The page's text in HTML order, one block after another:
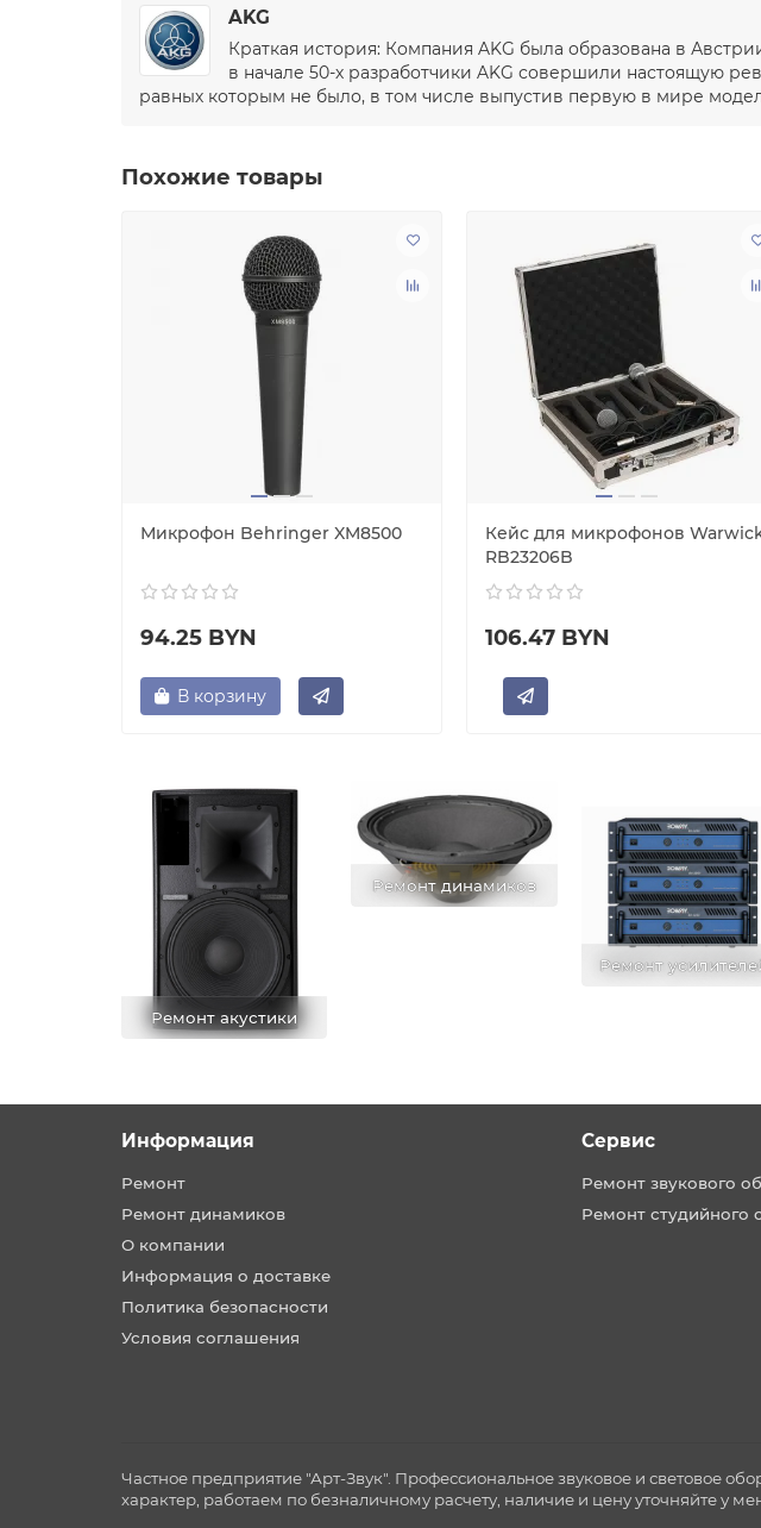
AKG
Краткая история: Компания AKG была образована в
в начале 50-х разработчики AKG совершили настоящую
равных которым не было, в том числе выпустив первую в мире
Похожие товары
Микрофон Behringer XM8500
94.25 BYN
В корзину
Кейс для микрофонов
RB23206B
106.47 BYN
Ремонт акустики
Ремонт динамиков
Ремонт
Информация
Ремонт
Ремонт динамиков
О компании
Информация о доставке
Политика безопасности
Условия соглашения
Сервис
Ремонт звукового
Ремонт студийного
Частное предприятие "Арт-Звук". Профессиональное звуковое и световое
характер, работаем по безналичному расчету, наличие и цену уточняйте у